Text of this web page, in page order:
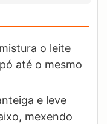
o leite
até o mesmo
e leve
mexendo